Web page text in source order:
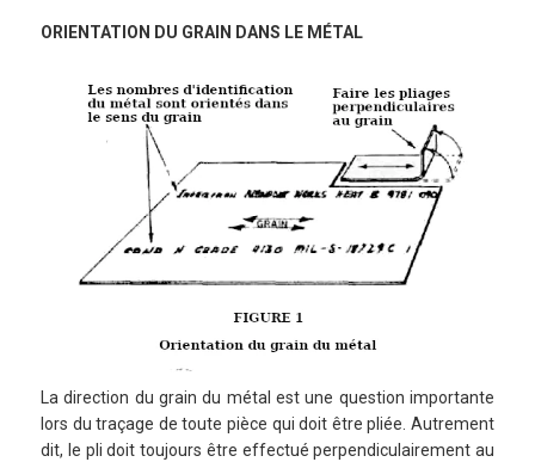
ORIENTATION DU GRAIN DANS LE MÉTAL
La direction du grain du métal est une question importante
lors du traçage de toute pièce qui doit être pliée. Autrement
dit, le pli doit toujours être effectué perpendiculairement au